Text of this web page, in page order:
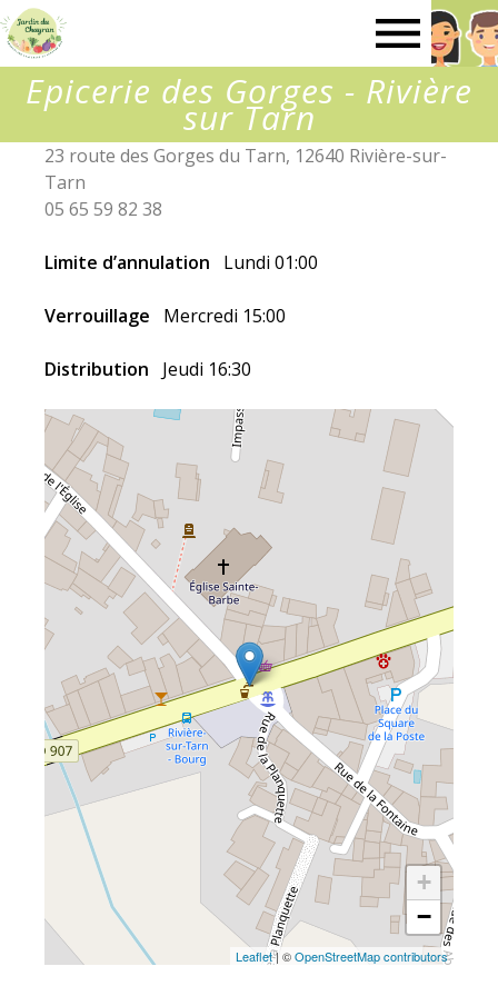
Jardin
du
Epicerie des Gorges - Rivière
sur Tarn
23 route des Gorges du Tarn, 12640 Rivière-sur-
Tarn
05 65 59 82 38
Limite d’annulation Lundi 01:00
Verrouillage Mercredi 15:00
Distribution Jeudi 16:30
+
−
Leaflet| ©OpenStreetMap contributors